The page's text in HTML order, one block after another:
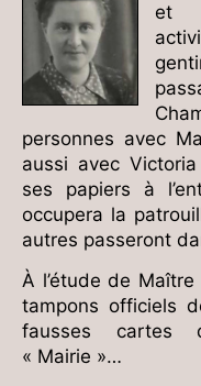
et
personnes avec
aussi avec
ses papiers à
occupera la
autres passeront
À l’étude de
tampons officiels
fausses cartes
« Mairie »…